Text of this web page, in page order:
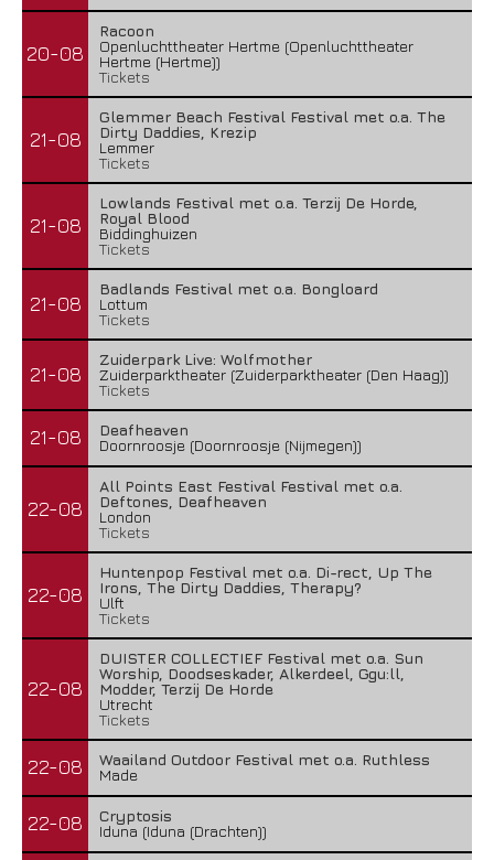
20-08
Racoon
Openluchttheater Hertme (Openluchttheater
Hertme (Hertme))
Tickets
21-08
Glemmer Beach Festival Festival met o.a. The
Dirty Daddies, Krezip
Lemmer
Tickets
21-08
Lowlands Festival met o.a. Terzij De Horde,
Royal Blood
Biddinghuizen
Tickets
21-08
Badlands Festival met o.a. Bongloard
Lottum
Tickets
21-08
Zuiderpark Live: Wolfmother
Zuiderparktheater (Zuiderparktheater (Den Haag))
Tickets
21-08
Deafheaven
Doornroosje (Doornroosje (Nijmegen))
22-08
All Points East Festival Festival met o.a.
Deftones, Deafheaven
London
Tickets
22-08
Huntenpop Festival met o.a. Di-rect, Up The
Irons, The Dirty Daddies, Therapy?
Ulft
Tickets
22-08
DUISTER COLLECTIEF Festival met o.a. Sun
Worship, Doodseskader, Alkerdeel, Ggu:ll,
Modder, Terzij De Horde
Utrecht
Tickets
22-08
Waailand Outdoor Festival met o.a. Ruthless
Made
22-08
Cryptosis
Iduna (Iduna (Drachten))